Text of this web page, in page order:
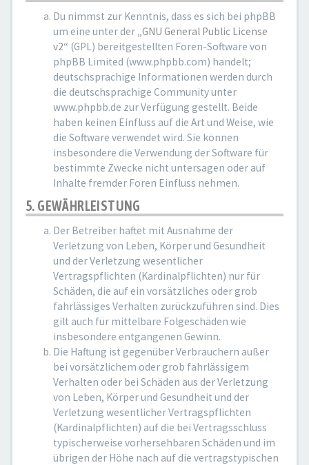
Du nimmst zur Kenntnis, dass es sich bei phpBB
um eine unter der „GNU General Public License
v2“ (GPL) bereitgestellten Foren-Software von
phpBB Limited (www.phpbb.com) handelt;
deutschsprachige Informationen werden durch
die deutschsprachige Community unter
www.phpbb.de zur Verfügung gestellt. Beide
haben keinen Einfluss auf die Art und Weise, wie
die Software verwendet wird. Sie können
insbesondere die Verwendung der Software für
bestimmte Zwecke nicht untersagen oder auf
Inhalte fremder Foren Einfluss nehmen.
5. GEWÄHRLEISTUNG
Der Betreiber haftet mit Ausnahme der
Verletzung von Leben, Körper und Gesundheit
und der Verletzung wesentlicher
Vertragspflichten (Kardinalpflichten) nur für
Schäden, die auf ein vorsätzliches oder grob
fahrlässiges Verhalten zurückzuführen sind. Dies
gilt auch für mittelbare Folgeschäden wie
insbesondere entgangenen Gewinn.
Die Haftung ist gegenüber Verbrauchern außer
bei vorsätzlichem oder grob fahrlässigem
Verhalten oder bei Schäden aus der Verletzung
von Leben, Körper und Gesundheit und der
Verletzung wesentlicher Vertragspflichten
(Kardinalpflichten) auf die bei Vertragsschluss
typischerweise vorhersehbaren Schäden und im
übrigen der Höhe nach auf die vertragstypischen